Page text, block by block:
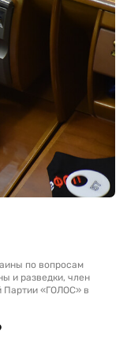
по вопросам
и разведки, член
Партии «ГОЛОС» в